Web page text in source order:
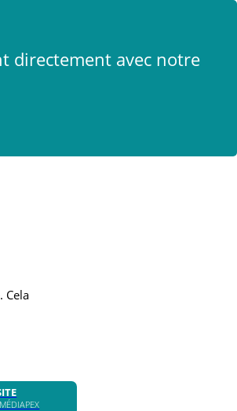
Cela
directement avec notre